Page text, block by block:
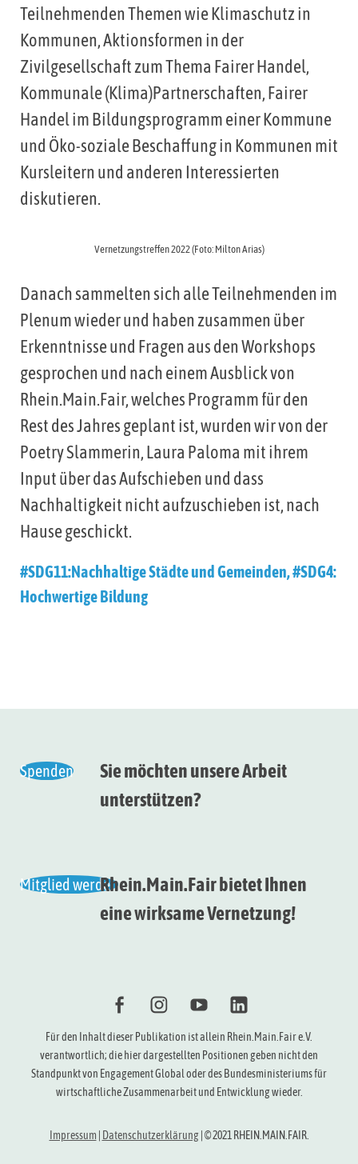
Teilnehmenden Themen wie Klimaschutz in
Kommunen, Aktionsformen in der
Zivilgesellschaft zum Thema Fairer Handel,
Kommunale (Klima)Partnerschaften, Fairer
Handel im Bildungsprogramm einer Kommune
und Öko-soziale Beschaffung in Kommunen mit
Kursleitern und anderen Interessierten
diskutieren.
Vernetzungstreffen 2022 (Foto: Milton Arias)
Danach sammelten sich alle Teilnehmenden im
Plenum wieder und haben zusammen über
Erkenntnisse und Fragen aus den Workshops
gesprochen und nach einem Ausblick von
Rhein.Main.Fair, welches Programm für den
Rest des Jahres geplant ist, wurden wir von der
Poetry Slammerin, Laura Paloma mit ihrem
Input über das Aufschieben und dass
Nachhaltigkeit nicht aufzuschieben ist, nach
Hause geschickt.
#SDG11:Nachhaltige Städte und Gemeinden,#SDG4:
Hochwertige Bildung
Spenden
Sie möchten unsere Arbeit
unterstützen?
Mitglied werdenRhein.Main.Fair bietet Ihnen
eine wirksame Vernetzung!
f i Y l
Für den Inhalt dieser Publikation ist allein Rhein.Main.Fair e.V.
verantwortlich; die hier dargestellten Positionen geben nicht den
Standpunkt von Engagement Global oder des Bundesministeriums für
wirtschaftliche Zusammenarbeit und Entwicklung wieder.
Impressum Datenschutzerklärung| © 2021 RHEIN.MAIN.FAIR.